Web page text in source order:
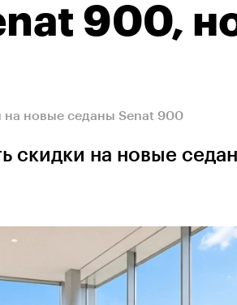
900,
на новые седаны Senat 900
скидки на новые